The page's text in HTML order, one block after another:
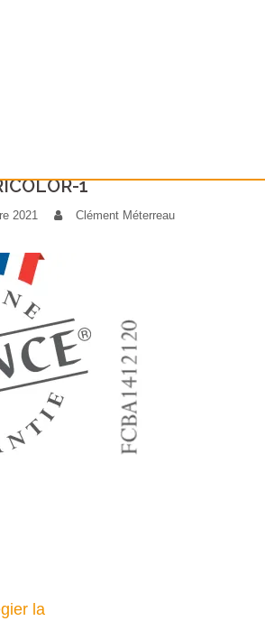
la menuiserie française
1
1
2021 Clément Méterreau
la